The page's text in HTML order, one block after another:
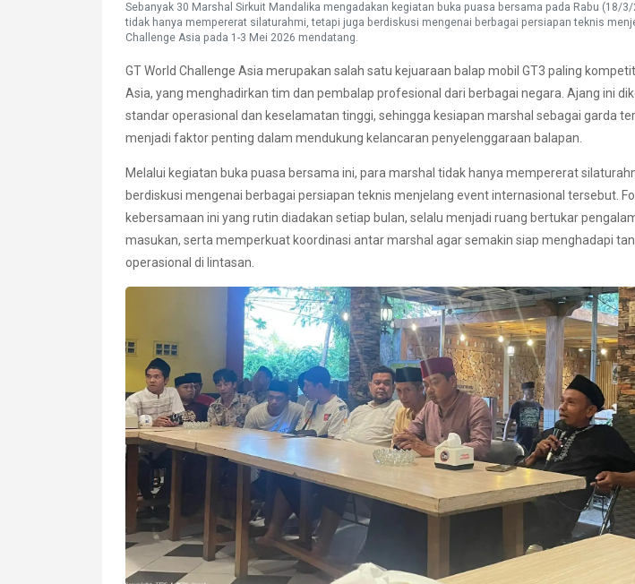
Sebanyak 30 Marshal Sirkuit Mandalika mengadakan kegiatan buka puasa bersama pada Rabu (18/
tidak hanya mempererat silaturahmi, tetapi juga berdiskusi mengenai berbagai persiapan teknis
Challenge Asia pada 1-3 Mei 2026 mendatang.
GT World Challenge Asia merupakan salah satu kejuaraan balap mobil GT3 paling
Asia, yang menghadirkan tim dan pembalap profesional dari berbagai negara. Ajang ini
standar operasional dan keselamatan tinggi, sehingga kesiapan marshal sebagai garda
menjadi faktor penting dalam mendukung kelancaran penyelenggaraan balapan.
Melalui kegiatan buka puasa bersama ini, para marshal tidak hanya mempererat
berdiskusi mengenai berbagai persiapan teknis menjelang event internasional tersebut.
kebersamaan ini yang rutin diadakan setiap bulan, selalu menjadi ruang bertukar
masukan, serta memperkuat koordinasi antar marshal agar semakin siap menghadapi
operasional di lintasan.